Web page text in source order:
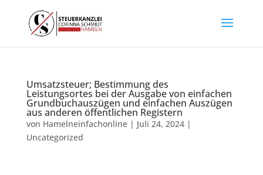
Umsatzsteuer; Bestimmung des
Leistungsortes bei der Ausgabe von einfachen
Grundbuchauszügen und einfachen Auszügen
aus anderen öffentlichen Registern
von Hamelneinfachonline| Juli 24, 2024|
Uncategorized